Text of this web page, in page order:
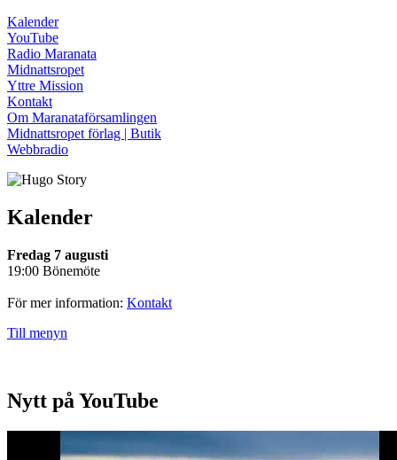
Kalender
YouTube
Radio Maranata
Midnattsropet
Yttre Mission
Kontakt
Om Maranataförsamlingen
Midnattsropet förlag | Butik
Webbradio
Kalender
Fredag 7 augusti
19:00 Bönemöte
För mer information: Kontakt
Till menyn
Nytt på YouTube